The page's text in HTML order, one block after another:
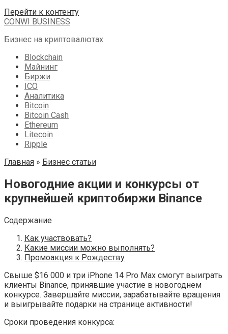
Перейти к контенту
CONWI BUSINESS
Бизнес на криптовалютах
Blockchain
Майнинг
Биржи
ICO
Аналитика
Bitcoin
Bitcoin Cash
Ethereum
Litecoin
Ripple
Главная » Бизнес статьи
Новогодние акции и конкурсы от
крупнейшей криптобиржи Binance
Содержание
Как участвовать?
Какие миссии можно выполнять?
Промоакция к Рождеству
Свыше $16 000 и три iPhone 14 Pro Max смогут выиграть
клиенты Binance, принявшие участие в новогоднем
конкурсе. Завершайте миссии, зарабатывайте вращения
и выигрывайте подарки на странице активности!
Сроки проведения конкурса: